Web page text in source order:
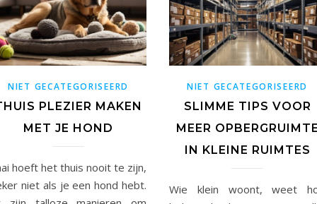
NIET GECATEGORISEERD
PLEZIER MAKEN
MET JE HOND
hoeft het thuis nooit te zijn,
niet als je een hond hebt.
NIET GECATEGORISEERD
SLIMME TIPS VOOR
MEER
IN KLEINE RUIMTES
Wie klein woont, weet